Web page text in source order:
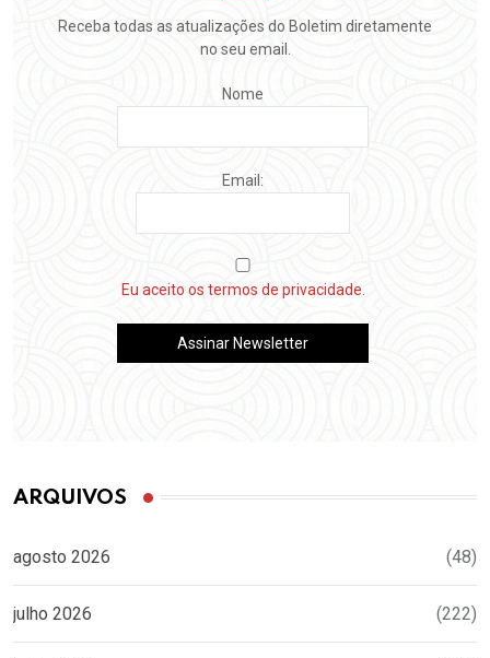
Receba todas as atualizações do Boletim diretamente
no seu email.
Nome
Email:
Eu aceito os termos de privacidade.
ARQUIVOS
agosto 2026 (48)
julho 2026 (222)